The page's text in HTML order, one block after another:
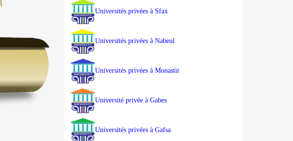
Universités privées à Sfax
Universités privées à Nabeul
Universités privées à Monastir
Université privée à Gabes
Universités privées à Gafsa